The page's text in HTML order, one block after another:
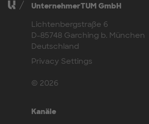
UnternehmerTUM GmbH
Lichtenbergstraße 6
D-85748 Garching b. München
Deutschland
Privacy Settings
© 2026
Kanäle